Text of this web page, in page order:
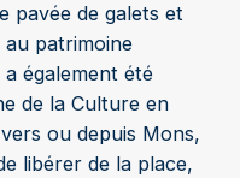
pavée de galets et
au patrimoine
également été
de la Culture en
ou depuis Mons,
libérer de la place,